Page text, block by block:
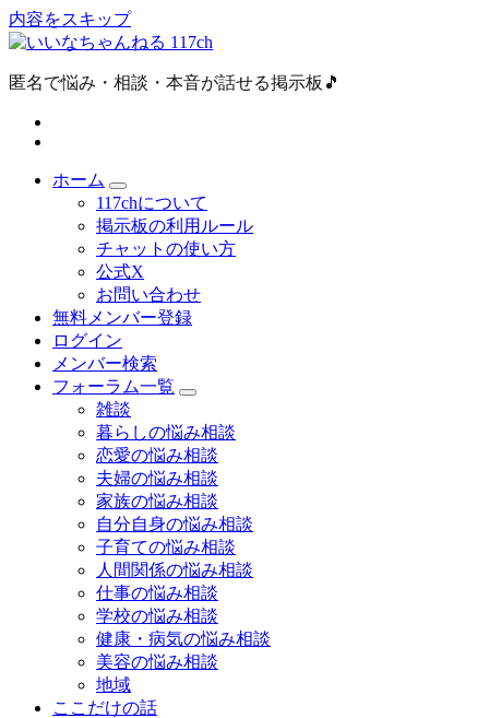
内容をスキップ
匿名で悩み・相談・本音が話せる掲示板🎵
ホーム
117chについて
掲示板の利用ルール
チャットの使い方
公式X
お問い合わせ
無料メンバー登録
ログイン
メンバー検索
フォーラム一覧
雑談
暮らしの悩み相談
恋愛の悩み相談
夫婦の悩み相談
家族の悩み相談
自分自身の悩み相談
子育ての悩み相談
人間関係の悩み相談
仕事の悩み相談
学校の悩み相談
健康・病気の悩み相談
美容の悩み相談
地域
ここだけの話